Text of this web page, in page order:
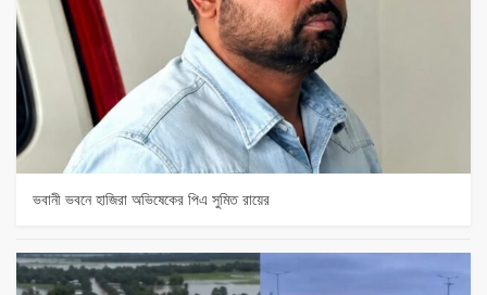
ভবানী ভবনে হাজিরা অভিষেকের পিএ সুমিত রায়ের